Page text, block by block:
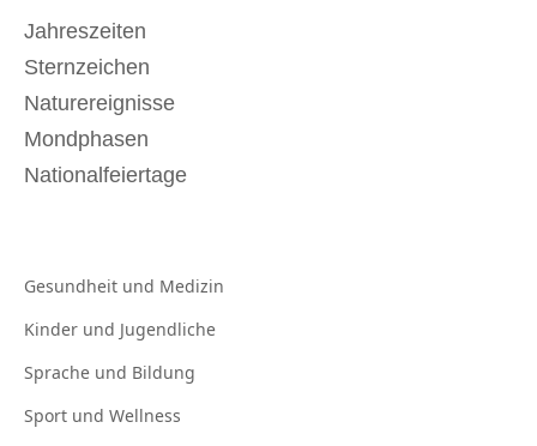
Jahreszeiten
Sternzeichen
Naturereignisse
Mondphasen
Nationalfeiertage
Gesundheit und Medizin
Kinder und Jugendliche
Sprache und Bildung
Sport und Wellness